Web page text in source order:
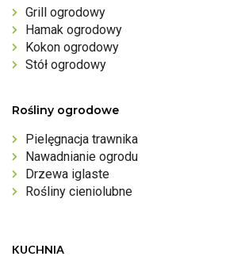
Grill ogrodowy
Hamak ogrodowy
Kokon ogrodowy
Stół ogrodowy
Rośliny ogrodowe
Pielęgnacja trawnika
Nawadnianie ogrodu
Drzewa iglaste
Rośliny cieniolubne
KUCHNIA